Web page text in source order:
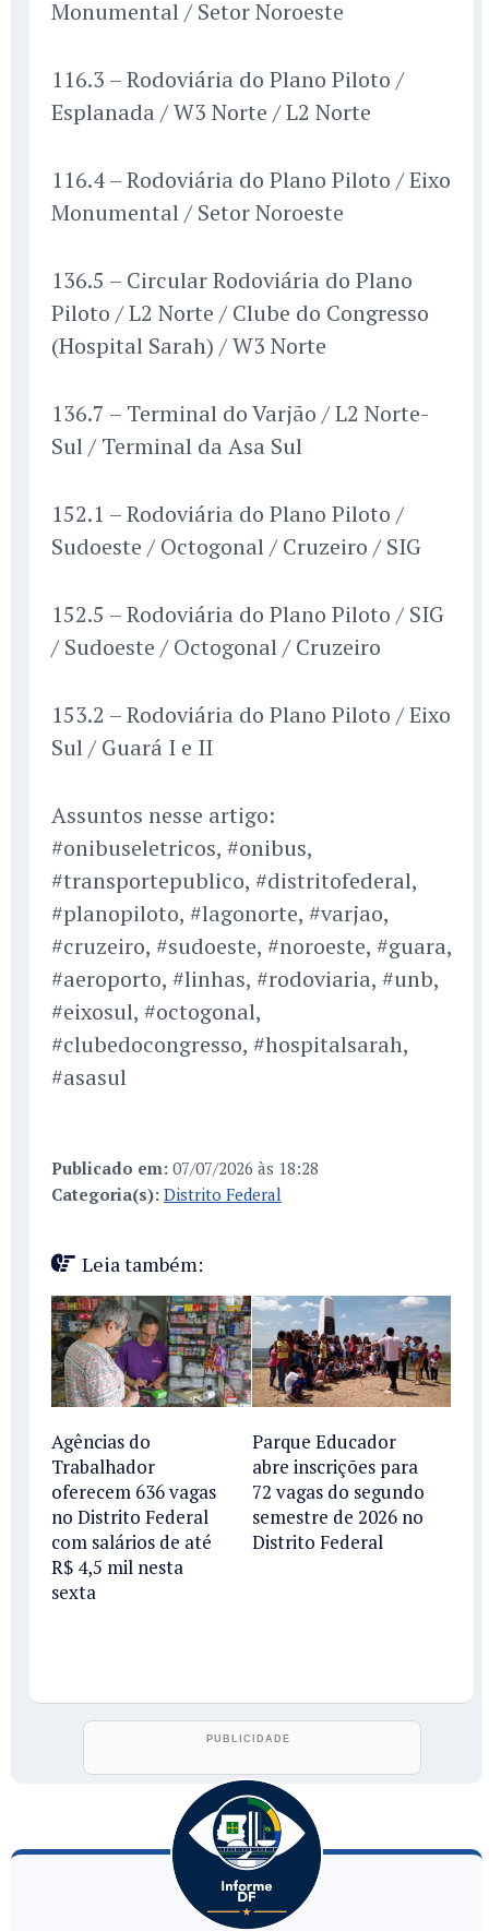
Monumental / Setor Noroeste
116.3 – Rodoviária do Plano Piloto /
Esplanada / W3 Norte / L2 Norte
116.4 – Rodoviária do Plano Piloto / Eixo
Monumental / Setor Noroeste
136.5 – Circular Rodoviária do Plano
Piloto / L2 Norte / Clube do Congresso
(Hospital Sarah) / W3 Norte
136.7 – Terminal do Varjão / L2 Norte-
Sul / Terminal da Asa Sul
152.1 – Rodoviária do Plano Piloto /
Sudoeste / Octogonal / Cruzeiro / SIG
152.5 – Rodoviária do Plano Piloto / SIG
/ Sudoeste / Octogonal / Cruzeiro
153.2 – Rodoviária do Plano Piloto / Eixo
Sul / Guará I e II
Assuntos nesse artigo:
#onibuseletricos, #onibus,
#transportepublico, #distritofederal,
#planopiloto, #lagonorte, #varjao,
#cruzeiro, #sudoeste, #noroeste, #guara,
#aeroporto, #linhas, #rodoviaria, #unb,
#eixosul, #octogonal,
#clubedocongresso, #hospitalsarah,
#asasul
Publicado em: 07/07/2026 às 18:28
Categoria(s): Distrito Federal
Leia também:
Agências do
Trabalhador
oferecem 636 vagas
no Distrito Federal
com salários de até
R$ 4,5 mil nesta
sexta
Parque Educador
abre inscrições para
72 vagas do segundo
semestre de 2026 no
Distrito Federal